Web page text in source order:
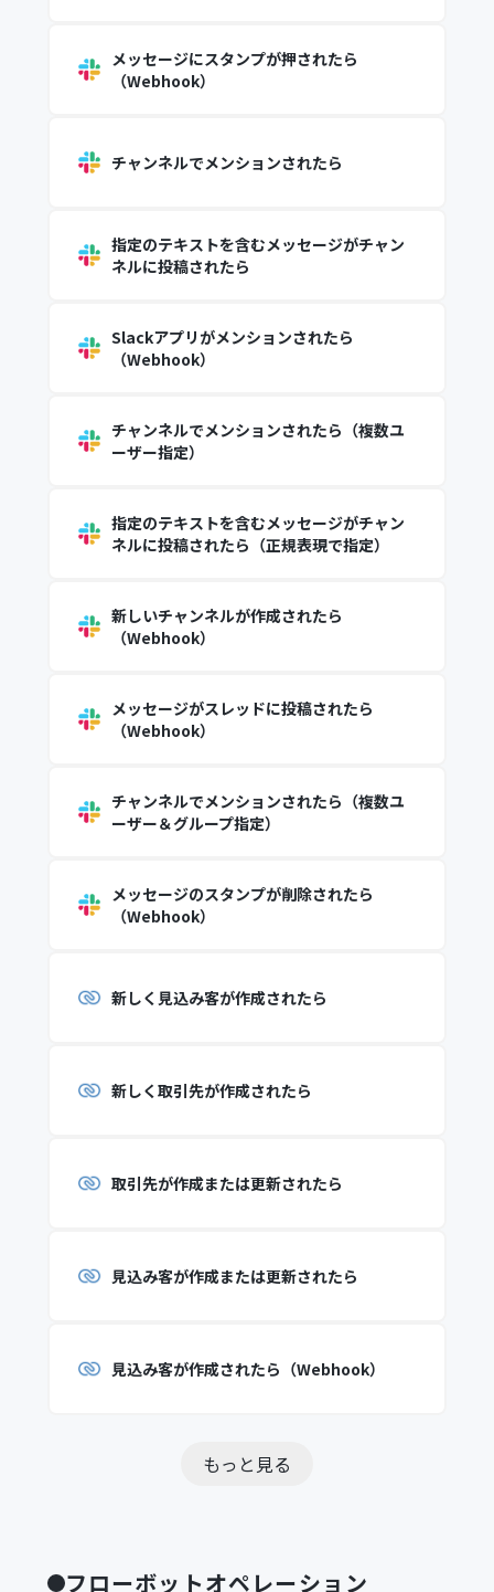
メッセージにスタンプが押されたら
（Webhook）
チャンネルでメンションされたら
指定のテキストを含むメッセージがチャン
ネルに投稿されたら
Slackアプリがメンションされたら
（Webhook）
チャンネルでメンションされたら（複数ユ
ーザー指定）
指定のテキストを含むメッセージがチャン
ネルに投稿されたら（正規表現で指定）
新しいチャンネルが作成されたら
（Webhook）
メッセージがスレッドに投稿されたら
（Webhook）
チャンネルでメンションされたら（複数ユ
ーザー＆グループ指定）
メッセージのスタンプが削除されたら
（Webhook）
新しく見込み客が作成されたら
新しく取引先が作成されたら
取引先が作成または更新されたら
見込み客が作成または更新されたら
見込み客が作成されたら（Webhook）
もっと見る
フローボットオペレーション